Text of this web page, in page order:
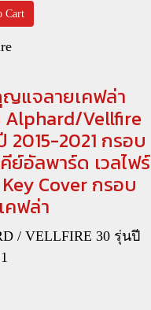
Cart
แจลายเคฟล่า
Alphard/Vellfire
2015-2021 กรอบ
ย์อัลพาร์ด เวลไฟร์
Cover กรอบ
ฟล่า
/ VELLFIRE 30 รุ่นปี